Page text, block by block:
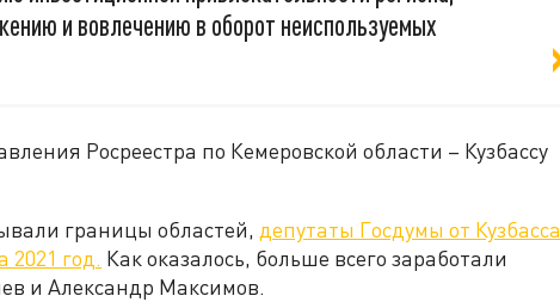
и вовлечению в оборот неиспользуемых
Росреестра по Кемеровской области – Кузбассу
границы областей, депутаты Госдумы от Кузбасса
2021 год. Как оказалось, больше всего заработали
и Александр Максимов.